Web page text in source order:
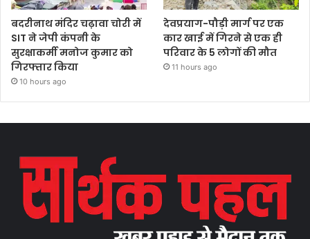
बदरीनाथ मंदिर चढ़ावा चोरी में
SIT ने जेपी कंपनी के
सुरक्षाकर्मी मनोज कुमार को
गिरफ्तार किया
10 hours ago
देवप्रयाग-पौड़ी मार्ग पर एक
कार खाई में गिरने से एक ही
परिवार के 5 लोगों की मौत
11 hours ago